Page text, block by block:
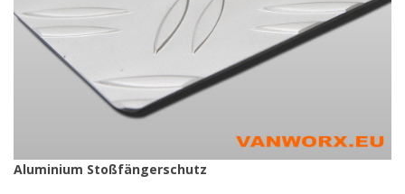
Aluminium Stoßfängerschutz